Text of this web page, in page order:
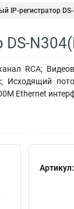
IP-регистратор
DS-
RCA;
Исходящий
Ethernet
Артикул: